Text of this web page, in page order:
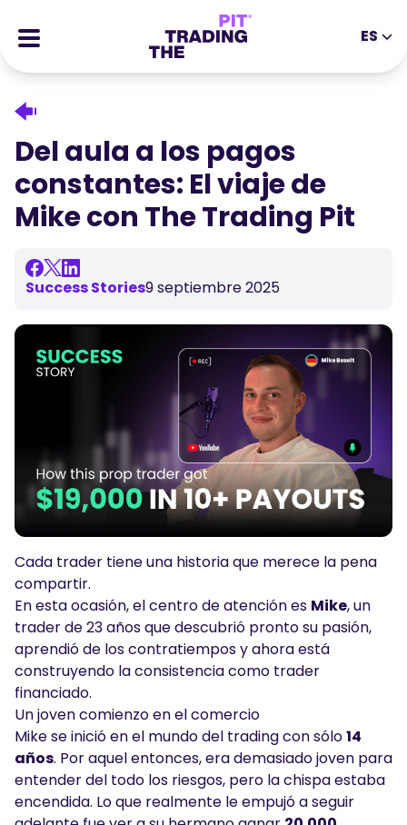
Stocks
Historias de Éxito
Herramientas
HERRAMIENTAS EDUCATIVAS
Ebooks
Podcasts
HERRAMIENTAS DE TRADING
Calendario Económico
Horario festivo del mercado
Centro de ayuda
Iniciar sesión Regístrate
ES
DE
ES
IT
JA
TR
VI
Del aula a los pagos
constantes: El viaje de
Mike con The Trading Pit
Success Stories9 septiembre 2025
Cada trader tiene una historia que merece la pena
compartir.
En esta ocasión, el centro de atención es Mike, un
trader de 23 años que descubrió pronto su pasión,
aprendió de los contratiempos y ahora está
construyendo la consistencia como trader
financiado.
Un joven comienzo en el comercio
Mike se inició en el mundo del trading con sólo14
años. Por aquel entonces, era demasiado joven para
entender del todo los riesgos, pero la chispa estaba
encendida. Lo que realmente le empujó a seguir